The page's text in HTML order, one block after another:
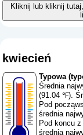
Kliknij lub kliknij
kwiecień
Typowa
Średnia
(91.04 ℉).
Pod
średnia
Pod koncu
średnia